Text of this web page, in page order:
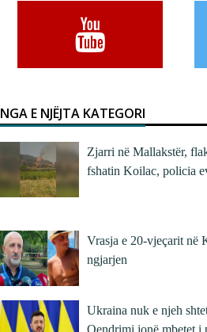
NGA E NJËJTA KATEGORI
Zjarri në Mallakstër,
fshatin Koilac, policia
Vrasja e 20-vjeçarit në
ngjarjen
Ukraina nuk e njeh
Qendrimi jonë mbetet i